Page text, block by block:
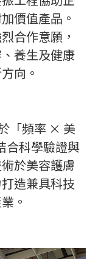
價值產品。
合作意願，
養生及健康
向。
「頻率 × 美
合科學驗證與
於美容護膚
造兼具科技
。